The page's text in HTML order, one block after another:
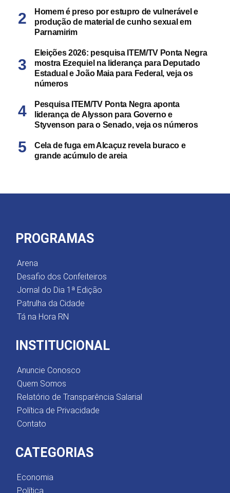
Homem é preso por estupro de vulnerável e
produção de material de cunho sexual em
Parnamirim
Eleições 2026: pesquisa ITEM/TV Ponta Negra
mostra Ezequiel na liderança para Deputado
Estadual e João Maia para Federal, veja os
números
Pesquisa ITEM/TV Ponta Negra aponta
liderança de Alysson para Governo e
Styvenson para o Senado, veja os números
Cela de fuga em Alcaçuz revela buraco e
grande acúmulo de areia
PROGRAMAS
Arena
Desafio dos Confeiteiros
Jornal do Dia 1ª Edição
Patrulha da Cidade
Tá na Hora RN
INSTITUCIONAL
Anuncie Conosco
Quem Somos
Relatório de Transparência Salarial
Política de Privacidade
Contato
CATEGORIAS
Economia
Política